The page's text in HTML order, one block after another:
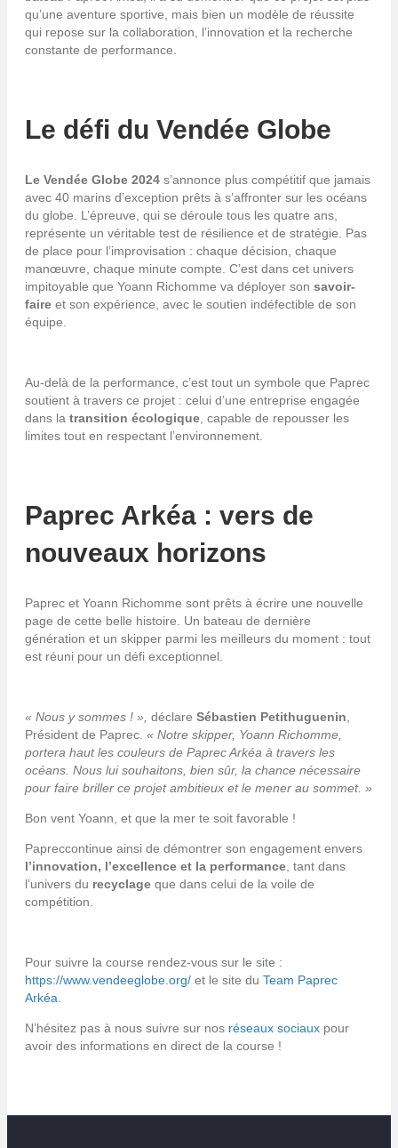
qu’une aventure sportive, mais bien un modèle de réussite
qui repose sur la collaboration, l’innovation et la recherche
constante de performance.
Le défi du Vendée Globe
Le Vendée Globe 2024 s’annonce plus compétitif que jamais
avec 40 marins d’exception prêts à s’affronter sur les océans
du globe. L’épreuve, qui se déroule tous les quatre ans,
représente un véritable test de résilience et de stratégie. Pas
de place pour l’improvisation : chaque décision, chaque
manœuvre, chaque minute compte. C’est dans cet univers
impitoyable que Yoann Richomme va déployer son savoir-
faire et son expérience, avec le soutien indéfectible de son
équipe.
Au-delà de la performance, c’est tout un symbole que Paprec
soutient à travers ce projet : celui d’une entreprise engagée
dans la transition écologique , capable de repousser les
limites tout en respectant l’environnement.
Paprec Arkéa : vers de
nouveaux horizons
Paprec et Yoann Richomme sont prêts à écrire une nouvelle
page de cette belle histoire. Un bateau de dernière
génération et un skipper parmi les meilleurs du moment : tout
est réuni pour un défi exceptionnel.
« Nous y sommes ! », déclare Sébastien Petithuguenin
Président de Paprec. « Notre skipper, Yoann Richomme,
portera haut les couleurs de Paprec Arkéa à travers les
océans. Nous lui souhaitons, bien sûr, la chance nécessaire
pour faire briller ce projet ambitieux et le mener au sommet. »
Bon vent Yoann, et que la mer te soit favorable !
Papreccontinue ainsi de démontrer son engagement envers
l’innovation, l’excellence et la performance , tant dans
l’univers du recyclage que dans celui de la voile de
compétition.
Pour suivre la course rendez-vous sur le site :
https://www.vendeeglobe.org/ et le site du Team Paprec
Arkéa
N’hésitez pas à nous suivre sur nos réseaux sociaux pour
avoir des informations en direct de la course !